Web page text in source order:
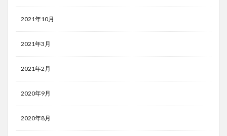
2021年10月
2021年3月
2021年2月
2020年9月
2020年8月